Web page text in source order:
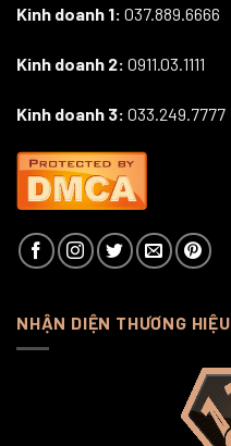
Kinh doanh 1: 037.889.6666
Kinh doanh 2: 0911.03.1111
Kinh doanh 3: 033.249.7777
NHẬN DIỆN THƯƠNG HIỆU